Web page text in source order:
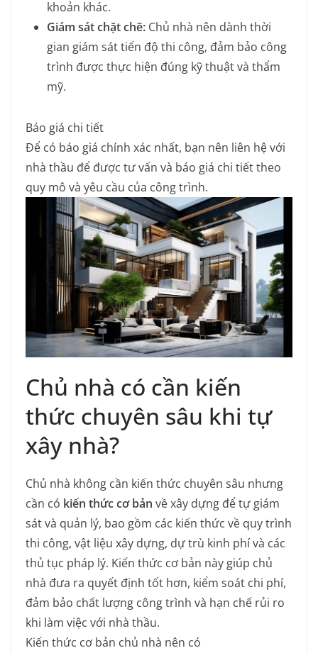
khoản khác.
Giám sát chặt chẽ: Chủ nhà nên dành thời
gian giám sát tiến độ thi công, đảm bảo công
trình được thực hiện đúng kỹ thuật và thẩm
mỹ.
Báo giá chi tiết
Để có báo giá chính xác nhất, bạn nên liên hệ với
nhà thầu để được tư vấn và báo giá chi tiết theo
quy mô và yêu cầu của công trình.
Chủ nhà có cần kiến
thức chuyên sâu khi tự
xây nhà?
Chủ nhà không cần kiến thức chuyên sâu nhưng
cần có kiến thức cơ bản về xây dựng để tự giám
sát và quản lý, bao gồm các kiến thức về quy trình
thi công, vật liệu xây dựng, dự trù kinh phí và các
thủ tục pháp lý. Kiến thức cơ bản này giúp chủ
nhà đưa ra quyết định tốt hơn, kiểm soát chi phí,
đảm bảo chất lượng công trình và hạn chế rủi ro
khi làm việc với nhà thầu.
Kiến thức cơ bản chủ nhà nên có